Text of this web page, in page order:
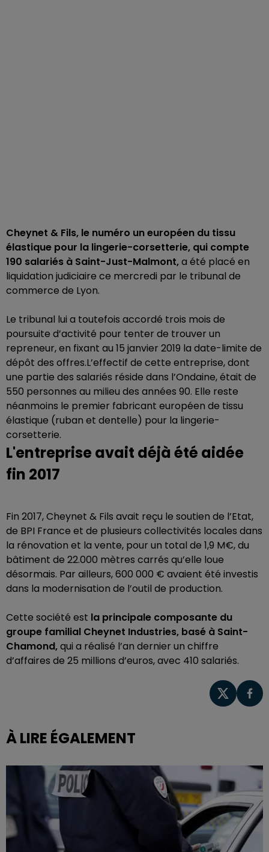
Cheynet & Fils, le numéro un européen du tissu
élastique pour la lingerie-corsetterie, qui compte
190 salariés à Saint-Just-Malmont,a été placé en
liquidation judiciaire ce mercredi par le tribunal de
commerce de Lyon.
Le tribunal lui a toutefois accordé trois mois de
poursuite d’activité pour tenter de trouver un
repreneur, en fixant au 15 janvier 2019 la date-limite de
dépôt des offres.L’effectif de cette entreprise, dont
une partie des salariés réside dans l’Ondaine, était de
550 personnes au milieu des années 90. Elle reste
néanmoins le premier fabricant européen de tissu
élastique (ruban et dentelle) pour la lingerie-
corsetterie.
L'entreprise avait déjà été aidée
fin 2017
Fin 2017, Cheynet & Fils avait reçu le soutien de l’Etat,
de BPI France et de plusieurs collectivités locales dans
la rénovation et la vente, pour un total de 1,9 M€, du
bâtiment de 22.000 mètres carrés qu’elle loue
désormais. Par ailleurs, 600 000 € avaient été investis
dans la modernisation de l’outil de production.
Cette société est la principale composante du
groupe familial Cheynet Industries, basé à Saint-
Chamond,qui a réalisé l’an dernier un chiffre
d’affaires de 25 millions d’euros, avec 410 salariés.
À LIRE ÉGALEMENT